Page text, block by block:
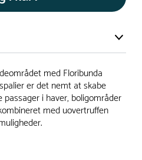
på ca. 6.000 kvadratmeter
produkter på hylderne til
er i Danmark normalt 1-3
med Floribunda
er det nemt at skabe
i haver, boligområder
med uovertruffen